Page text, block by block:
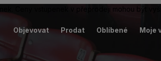
Ceny vstupenek v přeprodeji mohou být
Objevovat Prodat Oblíbené Moje